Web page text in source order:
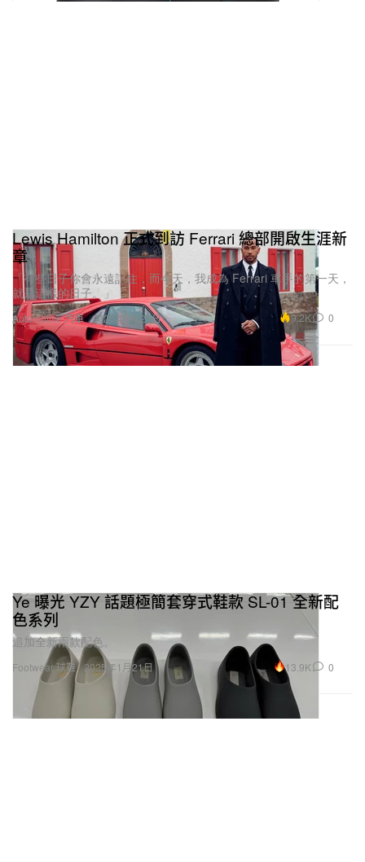
Automotive 汽車
Lewis Hamilton 正式到訪 Ferrari 總部開啟生涯新
章
「有些日子你會永遠記住，而今天，我成為 Ferrari 車手的第一天，
就是這樣的日子。」
2025年1月21日 9.2K 0
Footwear 球鞋
Ye 曝光 YZY 話題極簡套穿式鞋款 SL-01 全新配
色系列
追加全新兩款配色。
2025年1月21日 13.9K 0